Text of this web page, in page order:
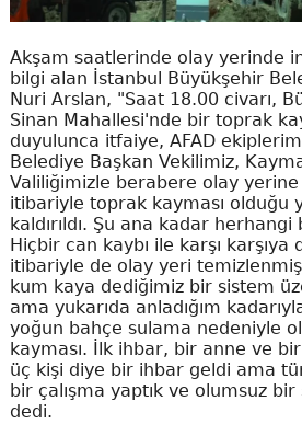
Akşam saatlerinde olay yerinde
bilgi alan İstanbul Büyükşehir
Nuri Arslan, "Saat 18.00 civarı,
Sinan Mahallesi'nde bir toprak
duyulunca itfaiye, AFAD
Belediye Başkan Vekilimiz,
Valiliğimizle berabere olay
itibariyle toprak kayması olduğu
kaldırıldı. Şu ana kadar
Hiçbir can kaybı ile karşı karşıya
itibariyle de olay yeri
kum kaya dediğimiz bir sistem
ama yukarıda anladığım
yoğun bahçe sulama nedeniyle
kayması. İlk ihbar, bir anne ve bir
üç kişi diye bir ihbar geldi ama
bir çalışma yaptık ve olumsuz
dedi.